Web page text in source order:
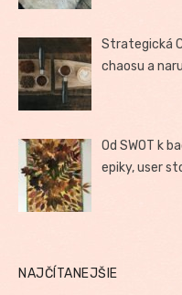
Strategická
chaosu a
Od SWOT k
epiky, user
NAJČÍTANEJŠIE